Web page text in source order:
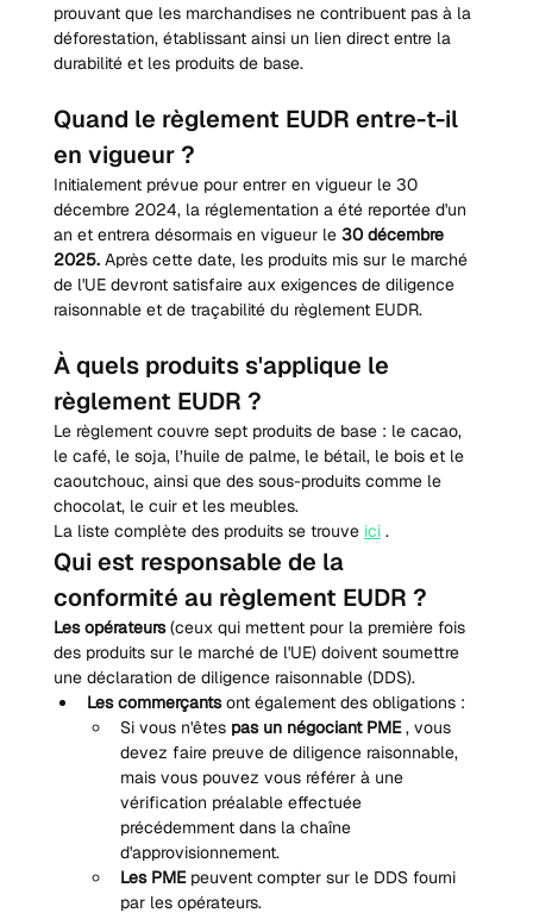
prouvant que les marchandises ne contribuent pas à la
déforestation, établissant ainsi un lien direct entre la
durabilité et les produits de base.
Quand le règlement EUDR entre-t-il
en vigueur ?
Initialement prévue pour entrer en vigueur le 30
décembre 2024, la réglementation a été reportée d'un
an et entrera désormais en vigueur le 30 décembre
2025. Après cette date, les produits mis sur le marché
de l'UE devront satisfaire aux exigences de diligence
raisonnable et de traçabilité du règlement EUDR.
À quels produits s'applique le
règlement EUDR ?
Le règlement couvre sept produits de base : le cacao,
le café, le soja, l’huile de palme, le bétail, le bois et le
caoutchouc, ainsi que des sous-produits comme le
chocolat, le cuir et les meubles.
La liste complète des produits se trouve ici .
Qui est responsable de la
conformité au règlement EUDR ?
Les opérateurs (ceux qui mettent pour la première fois
des produits sur le marché de l'UE) doivent soumettre
une déclaration de diligence raisonnable (DDS).
Les commerçants ont également des obligations :
Si vous n'êtes pas un négociant PME , vous
devez faire preuve de diligence raisonnable,
mais vous pouvez vous référer à une
vérification préalable effectuée
précédemment dans la chaîne
d'approvisionnement.
Les PME peuvent compter sur le DDS fourni
par les opérateurs.